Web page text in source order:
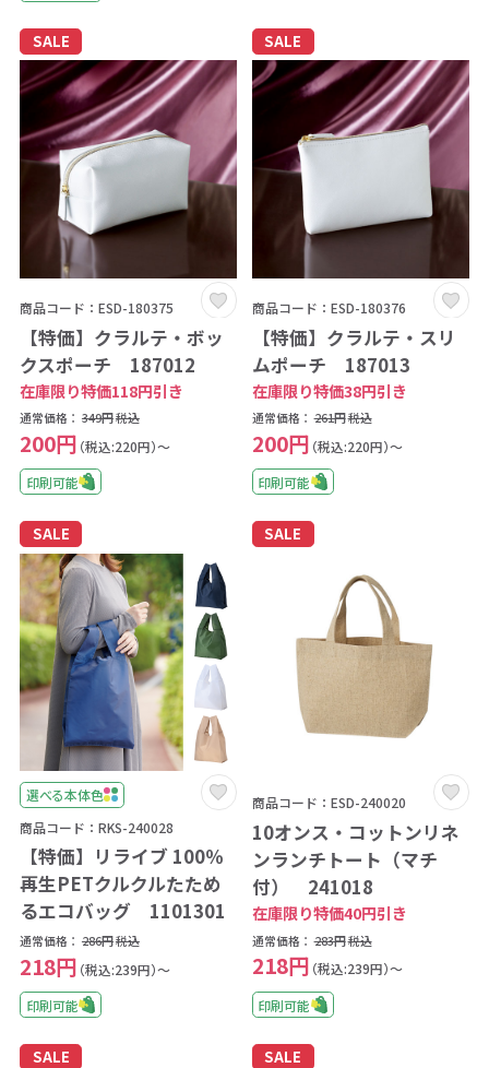
SALE
商品コード：ESD-180375
【特価】クラルテ・ボッ
クスポーチ 187012
在庫限り特価118円引き
通常価格： 349円税込
200円 （税込:220円）～
印刷可能
SALE
商品コード：ESD-180376
【特価】クラルテ・スリ
ムポーチ 187013
在庫限り特価38円引き
通常価格： 261円税込
200円 （税込:220円）～
印刷可能
SALE
選べる本体色
商品コード：RKS-240028
【特価】リライブ 100％
再生PETクルクルたため
るエコバッグ 1101301
通常価格： 286円税込
218円 （税込:239円）～
印刷可能
SALE
商品コード：ESD-240020
10オンス・コットンリネ
ンランチトート（マチ
付） 241018
在庫限り特価40円引き
通常価格： 283円税込
218円 （税込:239円）～
印刷可能
SALE SALE